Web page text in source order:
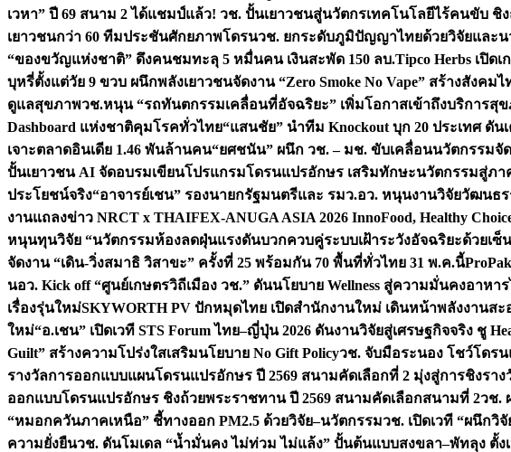
เวหา” ปี 69 สนาม 2 ได้แชมป์แล้ว! วช. ปั้นเยาวชนสู่นวัตกรเทคโนโลยีไร้คนขับ ชิ
เยาวชนกว่า 60 ทีมประชันศักยภาพโดรนวช. ยกระดับภูมิปัญญาไทยด้วยวิจัยและ
“ของขวัญแห่งชาติ” ดึงคนชมทะลุ 5 หมื่นคน เงินสะพัด 150 ลบ.Tipco Herbs เปิด
บุหรี่ตั้งแต่วัย 9 ขวบ ผนึกพลังเยาวชนจัดงาน “Zero Smoke No Vape” สร้างสังค
ดูแลสุขภาพวช.หนุน “รถทันตกรรมเคลื่อนที่อัจฉริยะ” เพิ่มโอกาสเข้าถึงบริการสุ
Dashboard แห่งชาติคุมโรคทั่วไทย“แสนชัย” นำทีม Knockout บุก 20 ประเทศ ดัน
เจาะตลาดอินเดีย 1.46 พันล้านคน“ยศชนัน” ผนึก วช. – มช. ขับเคลื่อนนวัตกรรม
ปั้นเยาวชน AI จัดอบรมเขียนโปรแกรมโดรนแปรอักษร เสริมทักษะนวัตกรรมสู่ภ
ประโยชน์จริง“อาจารย์เชน” รองนายกรัฐมนตรีและ รมว.อว. หนุนงานวิจัยวัฒน
งานแถลงข่าว NRCT x THAIFEX-ANUGA ASIA 2026 InnoFood, Healthy
หนุนทุนวิจัย “นวัตกรรมห้องลดฝุ่นแรงดันบวกควบคู่ระบบเฝ้าระวังอัจฉริยะด้วยเ
จัดงาน “เดิน-วิ่งสมาธิ วิสาขะ” ครั้งที่ 25 พร้อมกัน 70 พื้นที่ทั่วไทย 31 พ.ค.นี้
นอว. Kick off “ศูนย์เกษตรวิถีเมือง วช.” ดันนโยบาย Wellness สู่ความมั่นคงอาหา
เรื่องรุ่นใหม่SKYWORTH PV ปักหมุดไทย เปิดสำนักงานใหม่ เดินหน้าพลังงานสะ
ใหม่“อ.เชน” เปิดเวที STS Forum ไทย–ญี่ปุ่น 2026 ดันงานวิจัยสู่เศรษฐกิจจริง ชู
Guilt” สร้างความโปร่งใสเสริมนโยบาย No Gift Policyวช. จับมือระนอง โชว์โดร
รางวัลการออกแบบแผนโดรนแปรอักษร ปี 2569 สนามคัดเลือกที่ 2 มุ่งสู่การชิงรา
ออกแบบโดรนแปรอักษร ชิงถ้วยพระราชทาน ปี 2569 สนามคัดเลือกสนามที่ 2วช.
“หมอกควันภาคเหนือ” ชี้ทางออก PM2.5 ด้วยวิจัย–นวัตกรรมวช. เปิดเวที “ผนึกวิ
ความยั่งยืนวช. ดันโมเดล “น้ำมั่นคง ไม่ท่วม ไม่แล้ง” ปั้นต้นแบบสงขลา–พัทลุง ตั้ง